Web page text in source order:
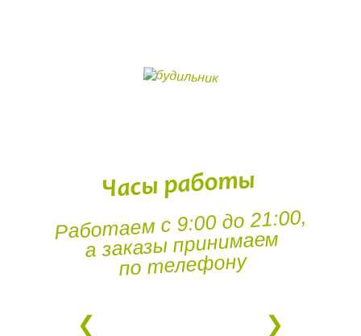
Часы работы
Работаем с 9:00 до 21:00,
а заказы принимаем
по телефону